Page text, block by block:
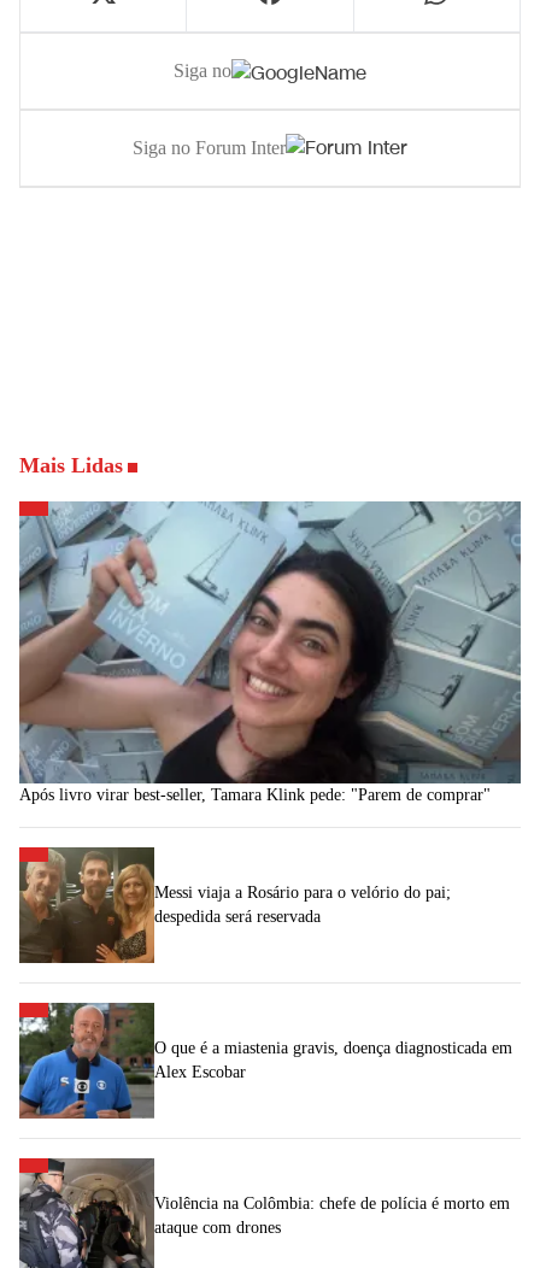
Siga no
Siga no Forum Inter
Mais Lidas
Após livro virar best-seller, Tamara Klink pede: "Parem de comprar"
Messi viaja a Rosário para o velório do pai;
despedida será reservada
O que é a miastenia gravis, doença diagnosticada em
Alex Escobar
Violência na Colômbia: chefe de polícia é morto em
ataque com drones